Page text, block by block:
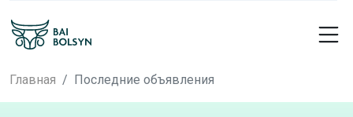
Главная Последние объявления